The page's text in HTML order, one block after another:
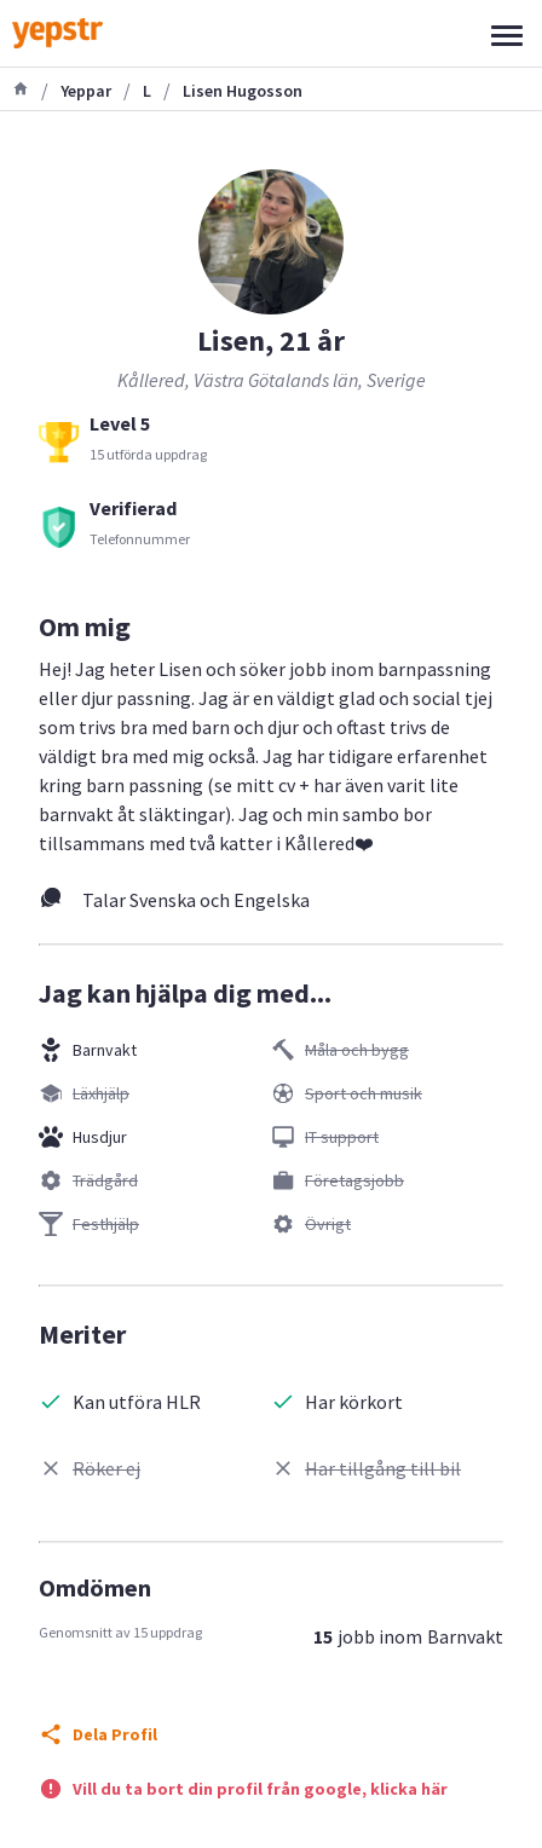
/ Yeppar / L / Lisen Hugosson
Lisen, 21 år
Kållered, Västra Götalands län, Sverige
Level 5
15 utförda uppdrag
Verifierad
Telefonnummer
Om mig
Hej! Jag heter Lisen och söker jobb inom barnpassning
eller djur passning. Jag är en väldigt glad och social tjej
som trivs bra med barn och djur och oftast trivs de
väldigt bra med mig också. Jag har tidigare erfarenhet
kring barn passning (se mitt cv + har även varit lite
barnvakt åt släktingar). Jag och min sambo bor
tillsammans med två katter i Kållered❤️
Talar Svenska och Engelska
Jag kan hjälpa dig med...
Barnvakt
Läxhjälp
Husdjur
Trädgård
Festhjälp
Måla och bygg
Sport och musik
IT support
Företagsjobb
Övrigt
Meriter
Kan utföra HLR
Röker ej
Har körkort
Har tillgång till bil
Omdömen
Genomsnitt av 15 uppdrag 15 jobb inom Barnvakt
Dela Profil
Vill du ta bort din profil från google, klicka här